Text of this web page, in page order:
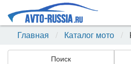
Главная
Каталог мото
Поиск